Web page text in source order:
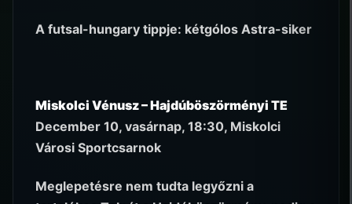
A futsal-hungary tippje: kétgólos Astra-siker
Miskolci Vénusz – Hajdúböszörményi TE
December 10, vasárnap, 18:30, Miskolci
Városi Sportcsarnok
Meglepetésre nem tudta legyőzni a